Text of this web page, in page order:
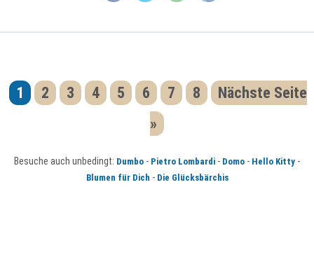
1 2 3 4 5 6 7 8
Nächste Seite
»
Besuche auch unbedingt: Dumbo - Pietro Lombardi - Domo - Hello Kitty -
Blumen für Dich - Die Glücksbärchis